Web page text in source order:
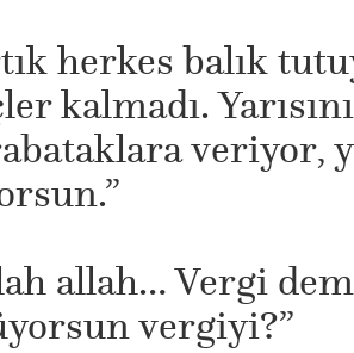
herkes balık
kalmadı.
veriyor,
allah… Vergi
vergiyi?”